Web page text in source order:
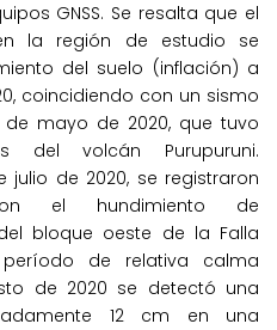
GNSS. Se resalta que el
la región de estudio se
del suelo (inflación) a
coincidiendo con un sismo
mayo de 2020, que tuvo
del volcán Purupuruni.
julio de 2020, se registraron
el hundimiento de
bloque oeste de la Falla
de relativa calma
de 2020 se detectó una
12 cm en una